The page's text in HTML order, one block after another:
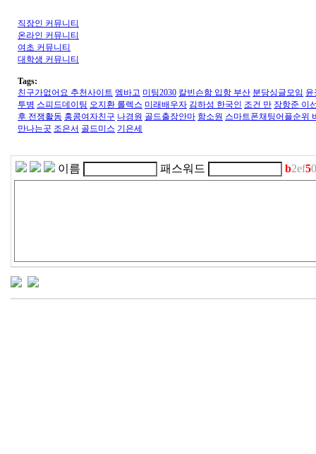
직장인 커뮤니티
온라인 커뮤니티
여초 커뮤니티
대학생 커뮤니티
Tags:
친구가없어요 추천사이트 엠바고 미팅2030 칼빈슨함 입항 부산 분당싱글모임 윤
투병 스피드데이팅 오지환 롤렉스 미­래­배­우­자 김하성 한국인 조건 만 장항준 이
후 전쟁활동 홍­콩­여­자­친­구 나경원 골드출장안마 함소원 스마트폰채팅어플순위
만나는곳 조은서 골드미스 기은세
이름 패스워드 b2ef50